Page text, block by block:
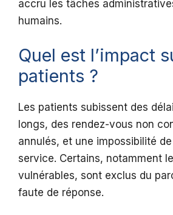
accru les tâches
humains.
Quel est l’impact
patients ?
Les patients subissent des
longs, des rendez-vous non
annulés, et une impossibilité
service. Certains, notamment
vulnérables, sont exclus du
faute de réponse.